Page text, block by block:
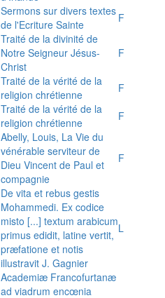
Sermons sur divers textes
de l'Ecriture Sainte
F
Traité de la divinité de
Notre Seigneur Jésus-
Christ
F
Traité de la vérité de la
religion chrétienne
F
Traité de la vérité de la
religion chrétienne
F
Abelly, Louis, La Vie du
vénérable serviteur de
Dieu Vincent de Paul et
compagnie
F
De vita et rebus gestis
Mohammedi. Ex codice
misto [...] textum arabicum
primus edidit, latine vertit,
præfatione et notis
illustravit J. Gagnier
L
Academiæ Francofurtanæ
ad viadrum encœnia